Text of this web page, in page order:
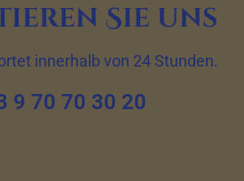
Sie uns
innerhalb von 24 Stunden.
9 70 70 30 20